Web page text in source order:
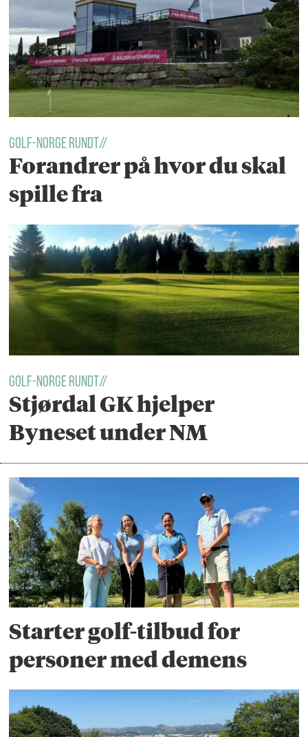
Golf-norge rundt//
Forandrer på hvor du skal
spille fra
golf-norge rundt//
Stjørdal GK hjelper
Byneset under NM
Starter golf-tilbud for
personer med demens